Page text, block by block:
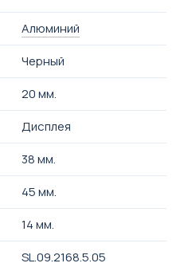
Алюминий
Черный
20 мм.
Дисплея
38 мм.
45 мм.
14 мм.
SL.09.2168.5.05